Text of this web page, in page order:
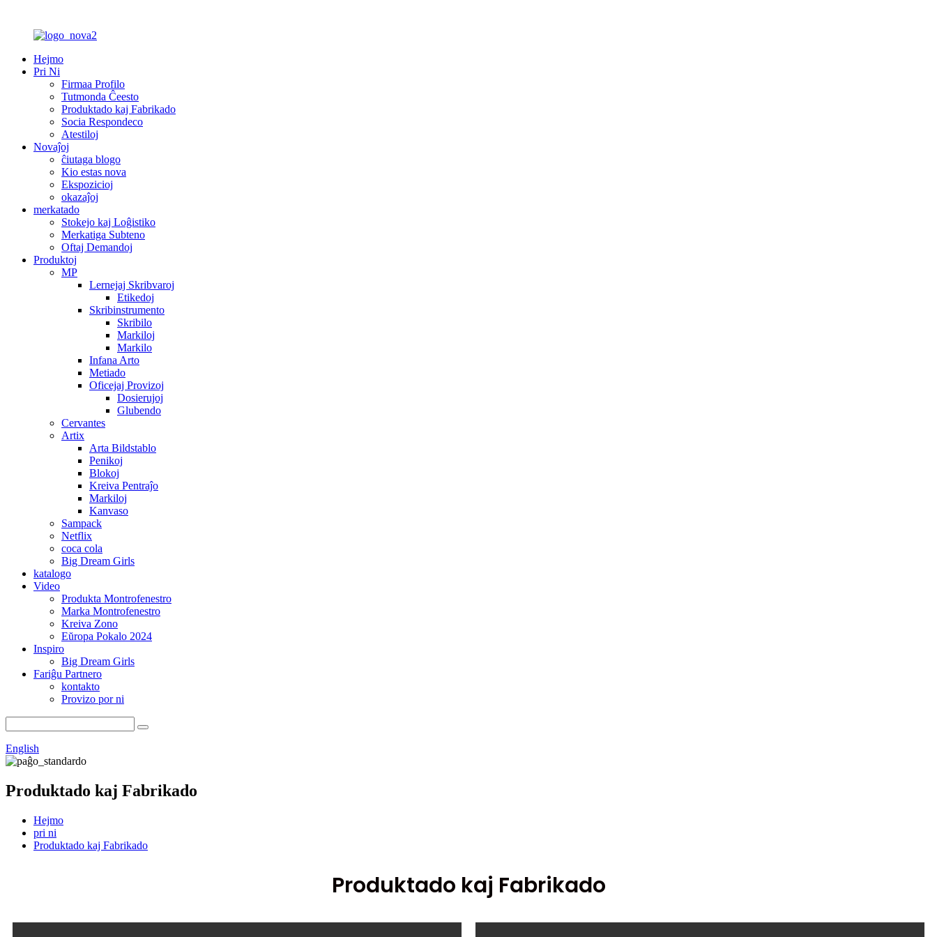
Hejmo
Pri Ni
Firmaa Profilo
Tutmonda Ĉeesto
Produktado kaj Fabrikado
Socia Respondeco
Atestiloj
Novaĵoj
ĉiutaga blogo
Kio estas nova
Ekspozicioj
okazaĵoj
merkatado
Stokejo kaj Loĝistiko
Merkatiga Subteno
Oftaj Demandoj
Produktoj
MP
Lernejaj Skribvaroj
Etikedoj
Skribinstrumento
Skribilo
Markiloj
Markilo
Infana Arto
Metiado
Oficejaj Provizoj
Dosierujoj
Glubendo
Cervantes
Artix
Arta Bildstablo
Penikoj
Blokoj
Kreiva Pentraĵo
Markiloj
Kanvaso
Sampack
Netflix
coca cola
Big Dream Girls
katalogo
Video
Produkta Montrofenestro
Marka Montrofenestro
Kreiva Zono
Eŭropa Pokalo 2024
Inspiro
Big Dream Girls
Fariĝu Partnero
kontakto
Provizo por ni
English
Produktado kaj Fabrikado
Hejmo
pri ni
Produktado kaj Fabrikado
Produktado kaj Fabrikado